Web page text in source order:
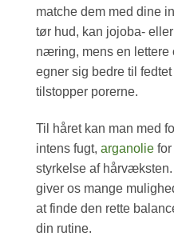
matche dem med dine
tør hud, kan jojoba-
næring, mens en lettere
egner sig bedre til
tilstopper porerne.
Til håret kan man med
intens fugt, arganolie
styrkelse af
giver os mange
at finde den rette
din rutine.